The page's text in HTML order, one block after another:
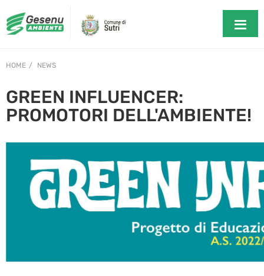
HOME NEWS
GREEN INFLUENCER:
PROMOTORI DELL'AMBIENTE!